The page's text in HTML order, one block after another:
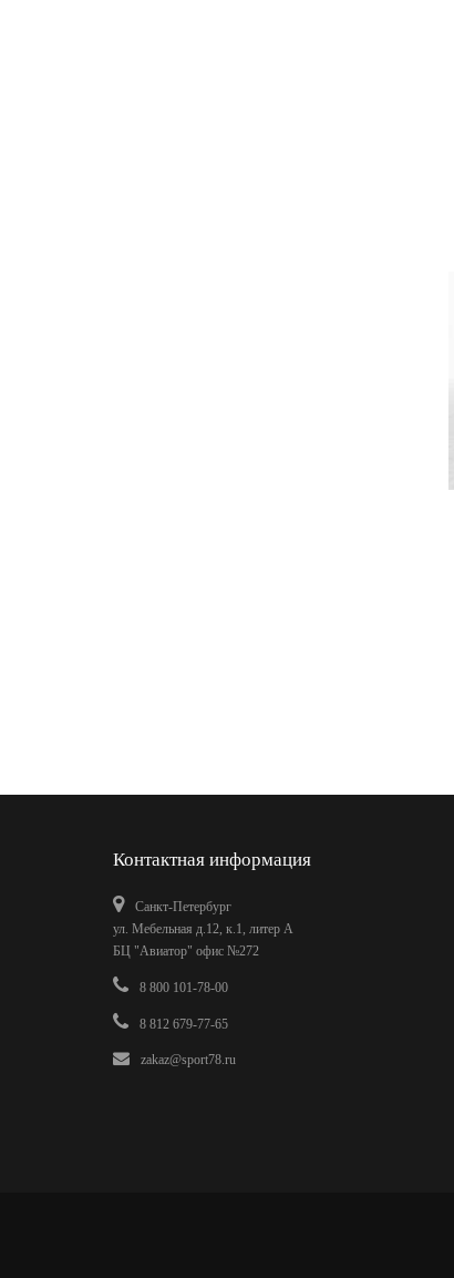
Контактная информация
Санкт-Петербург
ул. Мебельная д.12, к.1, литер А
БЦ "Авиатор" офис №272
8 800 101-78-00
8 812 679-77-65
zakaz@sport78.ru